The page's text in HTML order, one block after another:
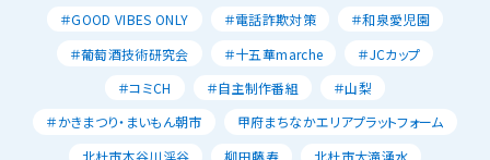
＃GOOD VIBES ONLY
＃電話詐欺対策
＃和泉愛児園
＃葡萄酒技術研究会
＃十五華marche
＃JCカップ
＃コミCH
＃自主制作番組
＃山梨
＃かきまつり・まいもん朝市
甲府まちなかエリアプラットフォーム
北杜市本谷川渓谷
柳田藤寿
北杜市大滝湧水